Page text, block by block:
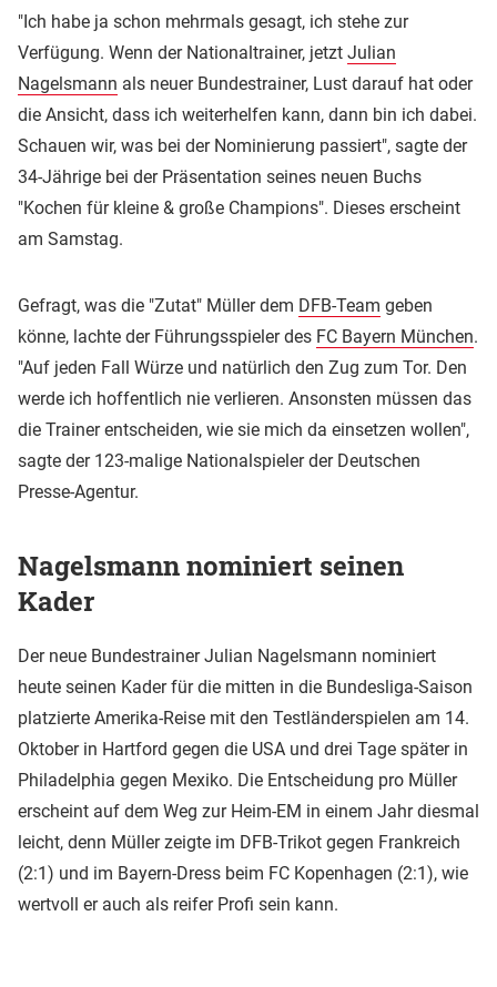
"Ich habe ja schon mehrmals gesagt, ich stehe zur
Verfügung. Wenn der Nationaltrainer, jetzt Julian
Nagelsmann als neuer Bundestrainer, Lust darauf hat oder
die Ansicht, dass ich weiterhelfen kann, dann bin ich dabei.
Schauen wir, was bei der Nominierung passiert", sagte der
34-Jährige bei der Präsentation seines neuen Buchs
"Kochen für kleine & große Champions". Dieses erscheint
am Samstag.
Gefragt, was die "Zutat" Müller dem DFB-Team geben
könne, lachte der Führungsspieler des FC Bayern München.
"Auf jeden Fall Würze und natürlich den Zug zum Tor. Den
werde ich hoffentlich nie verlieren. Ansonsten müssen das
die Trainer entscheiden, wie sie mich da einsetzen wollen",
sagte der 123-malige Nationalspieler der Deutschen
Presse-Agentur.
Nagelsmann nominiert seinen
Kader
Der neue Bundestrainer Julian Nagelsmann nominiert
heute seinen Kader für die mitten in die Bundesliga-Saison
platzierte Amerika-Reise mit den Testländerspielen am 14.
Oktober in Hartford gegen die USA und drei Tage später in
Philadelphia gegen Mexiko. Die Entscheidung pro Müller
erscheint auf dem Weg zur Heim-EM in einem Jahr diesmal
leicht, denn Müller zeigte im DFB-Trikot gegen Frankreich
(2:1) und im Bayern-Dress beim FC Kopenhagen (2:1), wie
wertvoll er auch als reifer Profi sein kann.